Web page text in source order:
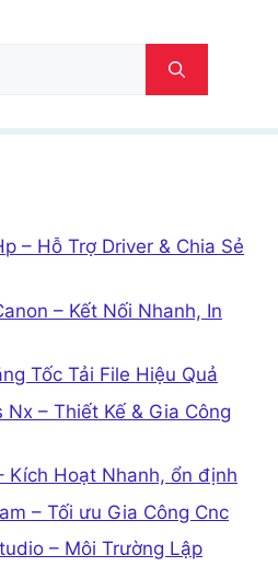
– Hỗ Trợ Driver & Chia Sẻ
– Kết Nối Nhanh, In
Tốc Tải File Hiệu Quả
Nx – Thiết Kế & Gia Công
Kích Hoạt Nhanh, ổn định
– Tối ưu Gia Công Cnc
– Môi Trường Lập